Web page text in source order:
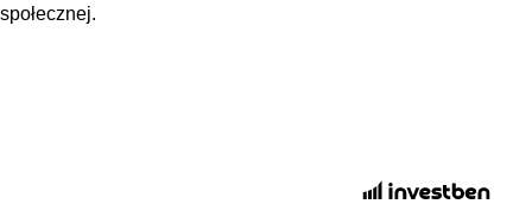
społecznej.